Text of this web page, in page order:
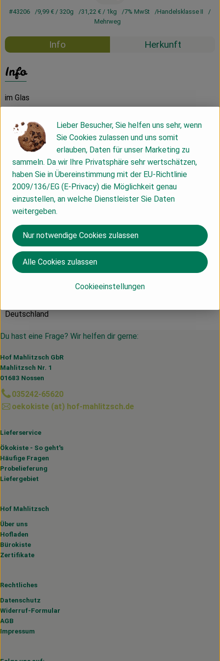
#43206 9,99 €/ 320g 31,22 €/ 1kg 7% MwSt
Handelsklasse II
Mehrweg
Info Herkunft
Info
im Glas
Produktinformationen
Zutaten
Nährwert-Info
Produktdatenblatt
Deutschland
Du hast eine Frage? Wir helfen dir gerne:
Hof Mahlitzsch GbR
Mahlitzsch Nr. 1
01683 Nossen
035242-65620
oekokiste (at) hof-mahlitzsch.de
Lieferservice
Ökokiste - So geht's
Häufige Fragen
Probelieferung
Liefergebiet
Hof Mahlitzsch
Über uns
Hofladen
Bürokiste
Zertifikate
Rechtliches
Datenschutz
Widerruf-Formular
AGB
Impressum
Lieber Besucher, Sie helfen uns sehr, wenn
Sie Cookies zulassen und uns somit
erlauben, Daten für unser Marketing zu
sammeln. Da wir Ihre Privatsphäre sehr wertschätzen,
haben Sie in Übereinstimmung mit der EU-Richtlinie
2009/136/EG (E-Privacy) die Möglichkeit genau
einzustellen, an welche Dienstleister Sie Daten
weitergeben.
Cookieeinstellungen
Nur notwendige Cookies zulassen
Alle Cookies zulassen